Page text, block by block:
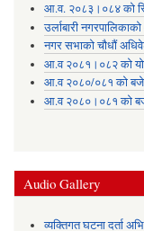
आ.व. २०८३।०८४ को
उर्लाबारी
नगर सभाको चौधौं
आ.व २०८१।०८२ को
आ.व २०८०/०८१ को
आ.व २०८०।०८१ को
Audio Gallery
व्यक्तिगत घटना दर्ता